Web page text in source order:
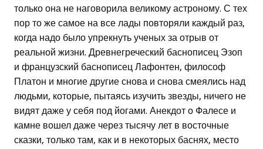
только она не наговорила великому астроному. С тех
пор то же самое на все лады повторяли каждый раз,
когда надо было упрекнуть ученых за отрыв от
реальной жизни. Древнегреческий баснописец Эзоп
и французский баснописец Лафонтен, философ
Платон и многие другие снова и снова смеялись над
людьми, которые, пытаясь изучить звезды, ничего не
видят даже у себя под йогами. Анекдот о Фалесе и
камне вошел даже через тысячу лет в восточные
сказки, только там, как и в некоторых баснях, место